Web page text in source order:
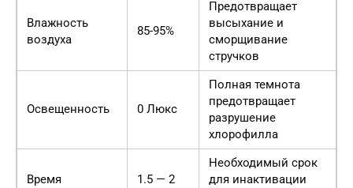
Влажность
воздуха
85-95%
Предотвращает
высыхание и
сморщивание
стручков
Освещенность 0 Люкс
Полная темнота
предотвращает
разрушение
хлорофилла
Время
1.5 — 2
Необходимый срок
для инактивации